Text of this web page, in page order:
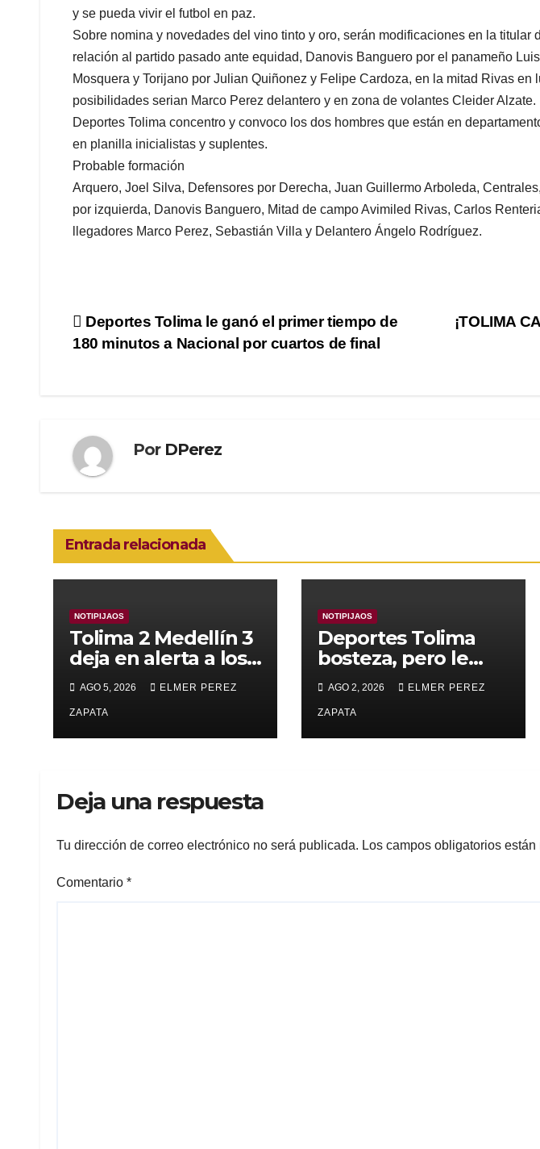
y se pueda vivir el futbol en paz.
Sobre nomina y novedades del vino tinto y oro, serán modificaciones en la titular
relación al partido pasado ante equidad, Danovis Banguero por el panameño
Mosquera y Torijano por Julian Quiñonez y Felipe Cardoza, en la mitad Rivas
posibilidades serian Marco Perez delantero y en zona de volantes Cleider Alzate.
Deportes Tolima concentro y convoco los dos hombres que están en
en planilla inicialistas y suplentes.
Probable formación
Arquero, Joel Silva, Defensores por Derecha, Juan Guillermo Arboleda,
por izquierda, Danovis Banguero, Mitad de campo Avimiled Rivas, Carlos
llegadores Marco Perez, Sebastián Villa y Delantero Ángelo Rodríguez.
Navegación
¡TOLIMA
Deportes Tolima le ganó el primer tiempo de
180 minutos a Nacional por cuartos de final
Por DPerez
Entrada relacionada
NOTIPIJAOS
Tolima 2 Medellín 3
deja en alerta a los
pijaos por su fútbol
irregular
AGO 5, 2026 ELMER PEREZ
ZAPATA
NOTIPIJAOS
Deportes Tolima
bosteza, pero le
alcanza para
superar a Alianza
Valledupar 2 A 1
AGO 2, 2026 ELMER PEREZ
ZAPATA
Deja una respuesta
Tu dirección de correo electrónico no será publicada. Los campos obligatorios están
Comentario *